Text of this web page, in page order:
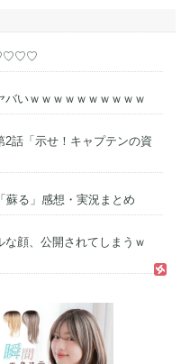
♡♡♡♡
バいｗｗｗｗｗｗｗｗｗｗ
2話「示せ！キャプテンの資
蘇る」感想・実況まとめ
な顔、公開されてしまうｗ